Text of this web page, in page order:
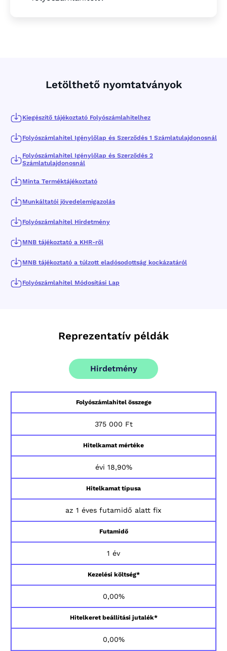
Letölthető nyomtatványok
Kiegészítő tájékoztató Folyószámlahitelhez
Folyószámlahitel Igénylőlap és Szerződés 1 Számlatulajdonosnál
Folyószámlahitel Igénylőlap és Szerződés 2
Számlatulajdonosnál
Minta Terméktájékoztató
Munkáltatói jövedelemigazolás
Folyószámlahitel Hirdetmény
MNB tájékoztató a KHR-ről
MNB tájékoztató a túlzott eladósodottság kockázatáról
Folyószámlahitel Módosítási Lap
Reprezentatív példák
Hirdetmény
Folyószámlahitel összege
375 000 Ft
Hitelkamat mértéke
évi 18,90%
Hitelkamat típusa
az 1 éves futamidő alatt fix
Futamidő
1 év
Kezelési költség*
0,00%
Hitelkeret beállítási jutalék*
0,00%